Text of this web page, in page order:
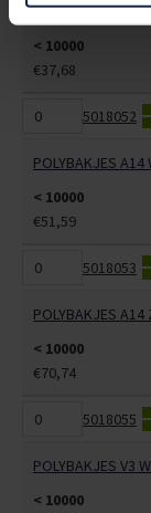
POLYBAKJES A7
< 10000
€37,68
5018052
POLYBAKJES A14
< 10000
€51,59
5018053
POLYBAKJES
< 10000
€70,74
5018055
POLYBAKJES V3
< 10000